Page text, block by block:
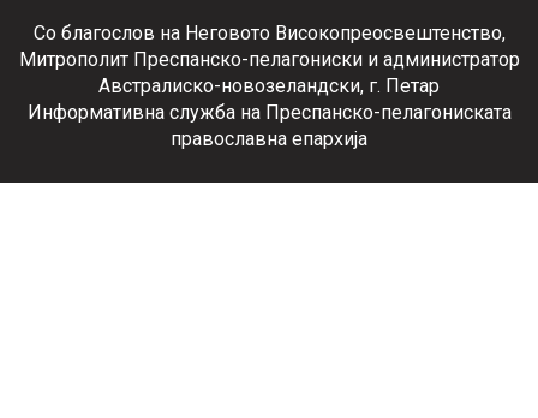
Со благослов на Неговото Високопреосвештенство,
Митрополит Преспанско-пелагониски и администратор
Австралиско-новозеландски, г. Петар
Информативна служба на Преспанско-пелагониската
православна епархија